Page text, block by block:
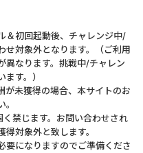
＆初回起動後、チャレンジ中/
せ対象外となります。（ご利用
異なります。挑戦中/チャレン
す。）
が未獲得の場合、本サイトのお
禁じます。お問い合わせされ
対象外と致します。
要になりますのでご準備くださ